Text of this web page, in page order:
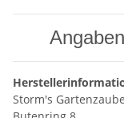
Storm's